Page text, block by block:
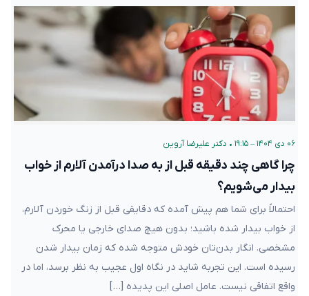
۰۶ دی ۱۴۰۴ – ۱۹:۱۵ • دکتر علیرضا آروین
چرا گاهی چند دقیقه قبل از به صدا درآمدن آلارم از خواب
بیدار می‌شویم؟
احتمالاً برای شما هم پیش آمده که دقایقی قبل از زنگ خوردن آلارم،
از خواب بیدار شده باشید؛ بدون هیچ صدای خارجی یا محرک
مشخصی. انگار بدن‌تان خودش متوجه شده که زمان بیدار شدن
رسیده است. این تجربه شاید در نگاه اول عجیب به نظر برسد، اما در
واقع اتفاقی نیست. عامل اصلی این پدیده […]